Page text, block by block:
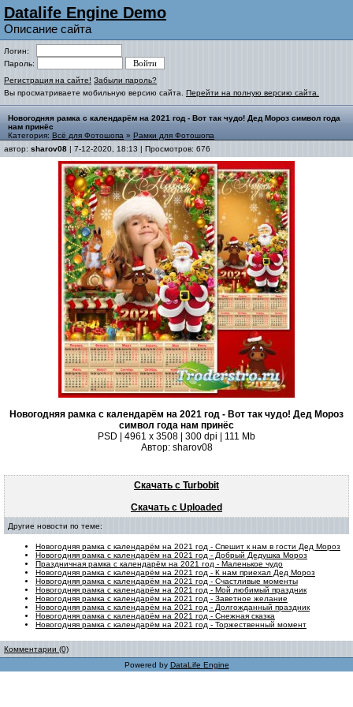
Datalife Engine Demo
Описание сайта
Логин:
Пароль:
Регистрация на сайте! Забыли пароль?
Вы просматриваете мобильную версию сайта. Перейти на полную версию сайта.
Новогодняя рамка с календарём на 2021 год - Вот так чудо! Дед Мороз символ года
нам принёс
Категория: Всё для Фотошопа » Рамки для Фотошопа
автор: sharov08 | 7-12-2020, 18:13 | Просмотров: 676
Новогодняя рамка с календарём на 2021 год - Вот так чудо! Дед Мороз
символ года нам принёс
PSD | 4961 х 3508 | 300 dpi | 111 Mb
Автор: sharov08
Скачать с Turbobit
Скачать с Uploaded
Другие новости по теме:
Новогодняя рамка с календарём на 2021 год - Спешит к нам в гости Дед Мороз
Новогодняя рамка с календарём на 2021 год - Добрый Дедушка Мороз
Праздничная рамка с календарём на 2021 год - Маленькое чудо
Новогодняя рамка с календарём на 2021 год - К нам приехал Дед Мороз
Новогодняя рамка с календарём на 2021 год - Счастливые моменты
Новогодняя рамка с календарём на 2021 год - Мой любимый праздник
Новогодняя рамка с календарём на 2021 год - Заветное желание
Новогодняя рамка с календарём на 2021 год - Долгожданный праздник
Новогодняя рамка с календарём на 2021 год - Снежная сказка
Новогодняя рамка с календарём на 2021 год - Торжественный момент
Комментарии (0)
Powered by DataLife Engine